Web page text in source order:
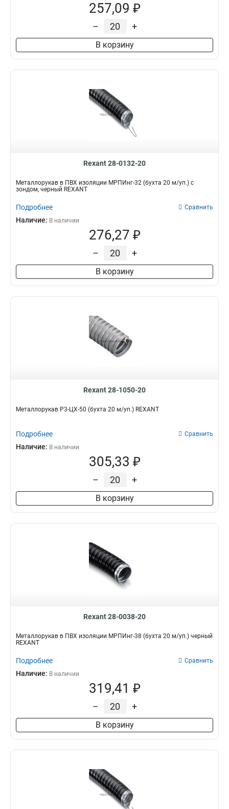
257,09 ₽
– +
В корзину
Rexant 28-0132-20
Металлорукав в ПВХ изоляции МРПИнг-32 (бухта 20 м/уп.) с
зондом, черный REXANT
Подробнее Сравнить
Наличие: В наличии
276,27 ₽
– +
В корзину
Rexant 28-1050-20
Металлорукав Р3-ЦХ-50 (бухта 20 м/уп.) REXANT
Подробнее Сравнить
Наличие: В наличии
305,33 ₽
– +
В корзину
Rexant 28-0038-20
Металлорукав в ПВХ изоляции МРПИнг-38 (бухта 20 м/уп.) черный
REXANT
Подробнее Сравнить
Наличие: В наличии
319,41 ₽
– +
В корзину